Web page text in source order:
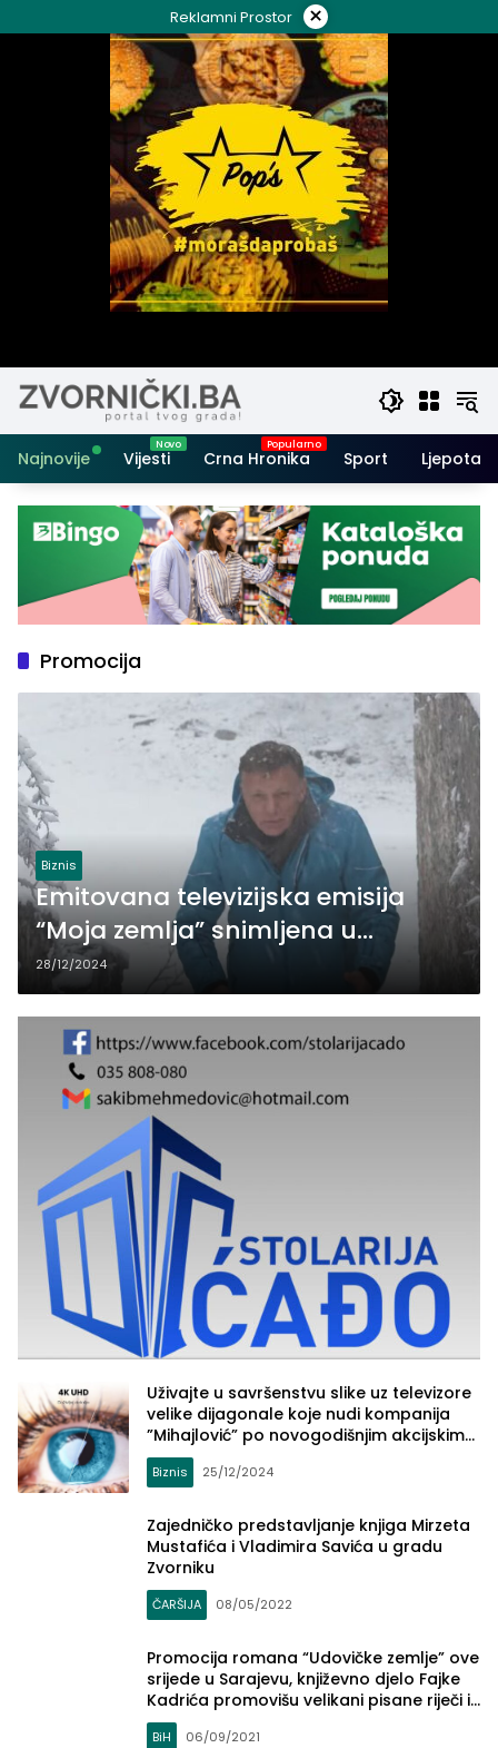
to
Reklamni Prostor ×
Najnovije Vijesti Crna Hronika Sport Ljepota i
Promocija
Biznis
Emitovana televizijska emisija
“Moja zemlja” snimljena u
snijegom zavejanom Zvorniku
(VIDEO)
28/12/2024
Uživajte u savršenstvu slike uz televizore
velike dijagonale koje nudi kompanija
”Mihajlović” po novogodišnjim akcijskim
cijenama
Biznis 25/12/2024
Zajedničko predstavljanje knjiga Mirzeta
Mustafića i Vladimira Savića u gradu
Zvorniku
ČARŠIJA 08/05/2022
Promocija romana “Udovičke zemlje” ove
srijede u Sarajevu, književno djelo Fajke
Kadrića promovišu velikani pisane riječi i
nauke
BiH 06/09/2021